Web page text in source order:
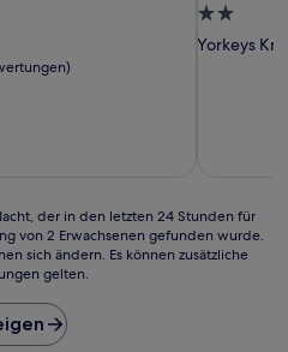
2.0-
Sterne-
Yorkeys
der in den letzten 24 Stunden für
von 2 Erwachsenen gefunden wurde.
sich ändern. Es können zusätzliche
gelten.